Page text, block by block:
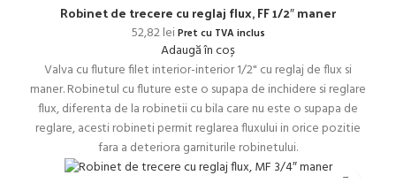
Robinet de trecere cu reglaj flux, FF 1/2″ maner
52,82leiPret cu TVA inclus
Adaugă în coș
Valva cu fluture filet interior-interior 1/2" cu reglaj de flux si
maner. Robinetul cu fluture este o supapa de inchidere si reglare
flux, diferenta de la robinetii cu bila care nu este o supapa de
reglare, acesti robineti permit reglarea fluxului in orice pozitie
fara a deteriora garniturile robinetului.